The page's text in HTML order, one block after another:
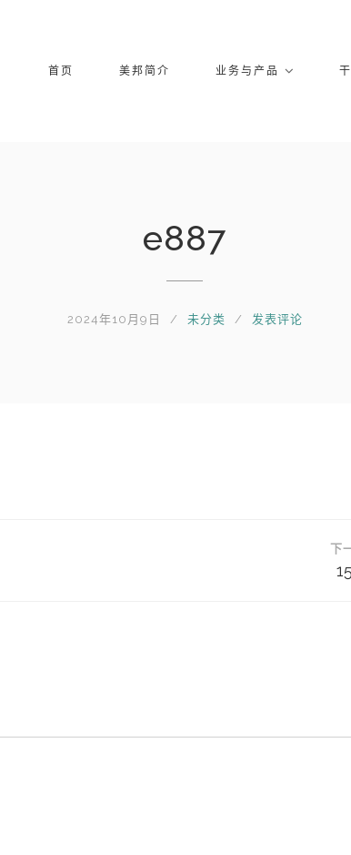
首页 美邦简介 业务与产品
e887
2024年10月9日 未分类 发表评论
下